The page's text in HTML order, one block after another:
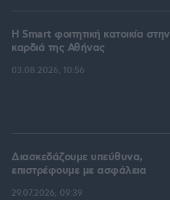
Η Smart φοιτητική κατοικία στην
καρδιά της Αθήνας
03.08.2026, 10:56
Διασκεδάζουμε υπεύθυνα,
επιστρέφουμε με ασφάλεια
29.07.2026, 09:39